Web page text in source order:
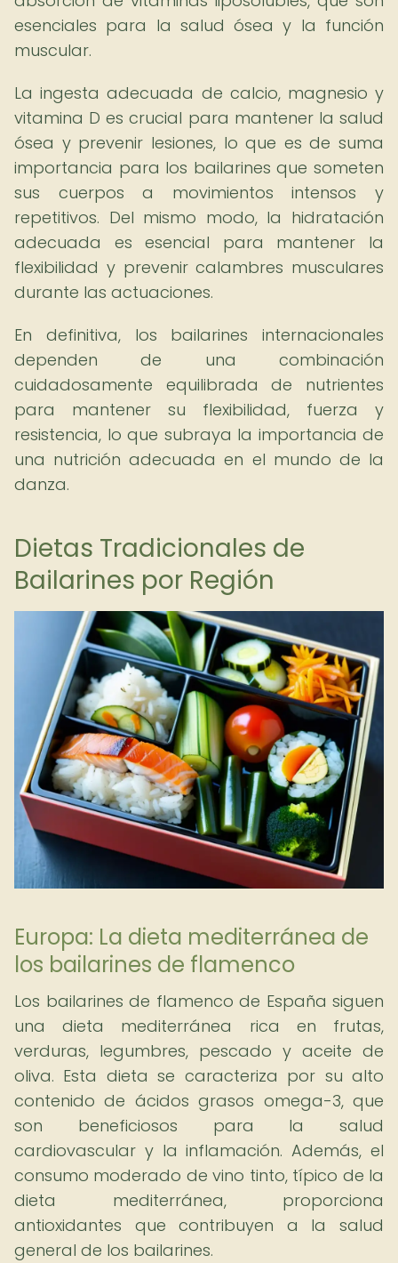
esenciales para la salud ósea y la función
muscular.
La ingesta adecuada de calcio, magnesio y
vitamina D es crucial para mantener la salud
ósea y prevenir lesiones, lo que es de suma
importancia para los bailarines que someten
sus cuerpos a movimientos intensos y
repetitivos. Del mismo modo, la hidratación
adecuada es esencial para mantener la
flexibilidad y prevenir calambres musculares
durante las actuaciones.
En definitiva, los bailarines internacionales
dependen de una combinación
cuidadosamente equilibrada de nutrientes
para mantener su flexibilidad, fuerza y
resistencia, lo que subraya la importancia de
una nutrición adecuada en el mundo de la
danza.
Dietas Tradicionales de
Bailarines por Región
Europa: La dieta mediterránea de
los bailarines de flamenco
Los bailarines de flamenco de España siguen
una dieta mediterránea rica en frutas,
verduras, legumbres, pescado y aceite de
oliva. Esta dieta se caracteriza por su alto
contenido de ácidos grasos omega-3, que
son beneficiosos para la salud
cardiovascular y la inflamación. Además, el
consumo moderado de vino tinto, típico de la
dieta mediterránea, proporciona
antioxidantes que contribuyen a la salud
general de los bailarines.